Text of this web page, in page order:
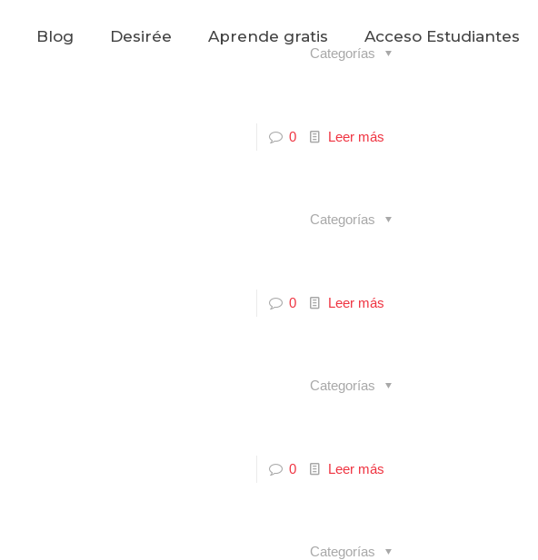
Blog Desirée Aprende gratis Acceso Estudiantes
Categorías
0 Leer más
Categorías
0 Leer más
Categorías
0 Leer más
Categorías